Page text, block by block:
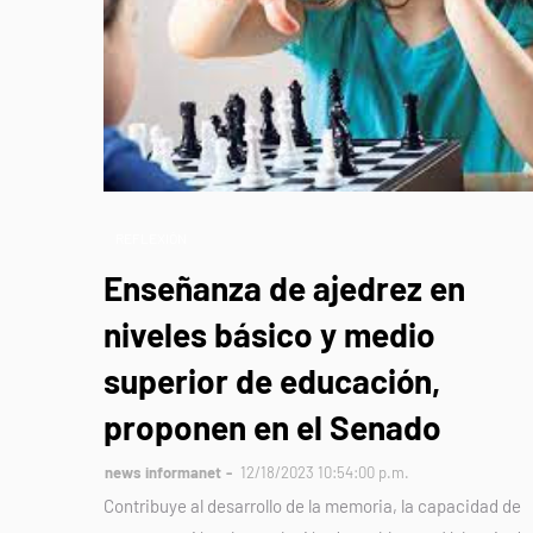
Enseñanza de ajedrez en
niveles básico y medio
superior de educación,
proponen en el Senado
news informanet 12/18/2023 10:54:00 p.m.
Contribuye al desarrollo de la memoria, la capacidad de